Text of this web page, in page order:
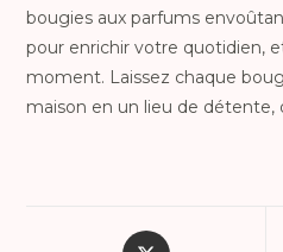
bougies aux parfums
pour enrichir votre quotidien,
moment. Laissez chaque
maison en un lieu de détente,